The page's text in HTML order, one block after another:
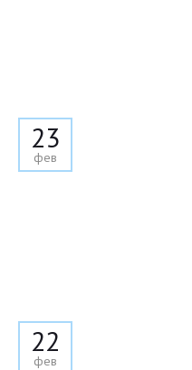
23
фев
22
фев